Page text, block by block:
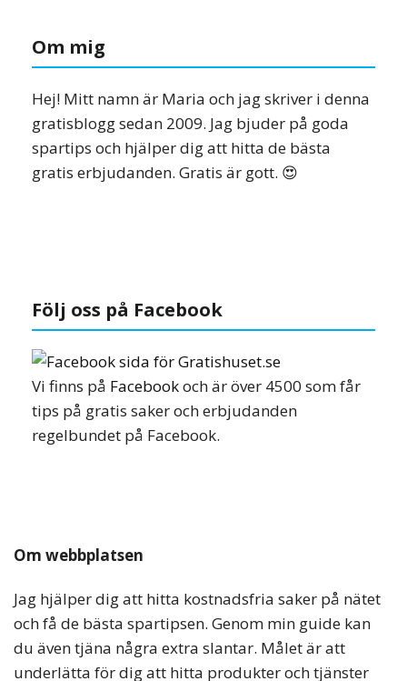
Om mig
Hej! Mitt namn är Maria och jag skriver i denna
gratisblogg sedan 2009. Jag bjuder på goda
spartips och hjälper dig att hitta de bästa
gratis erbjudanden. Gratis är gott. 😍
Följ oss på Facebook
Vi finns på Facebookoch är över 4500 som får
tips på gratis saker och erbjudanden
regelbundet på Facebook.
Om webbplatsen
Jag hjälper dig att hitta kostnadsfria saker på nätet
och få de bästa spartipsen. Genom min guide kan
du även tjäna några extra slantar. Målet är att
underlätta för dig att hitta produkter och tjänster